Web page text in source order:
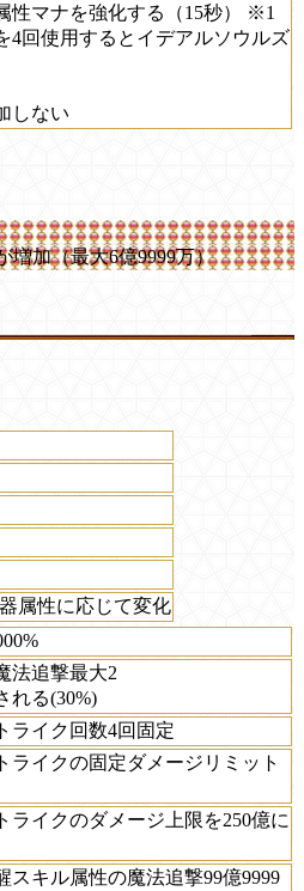
性マナを強化する（15秒） ※1
回使用するとイデアルソウルズ
しない
増加（最大6億9999万）
属性に応じて変化
法追撃最大2
れる(30%)
ライク回数4回固定
ライクの固定ダメージリミット
ライクのダメージ上限を250億に
スキル属性の魔法追撃99億9999